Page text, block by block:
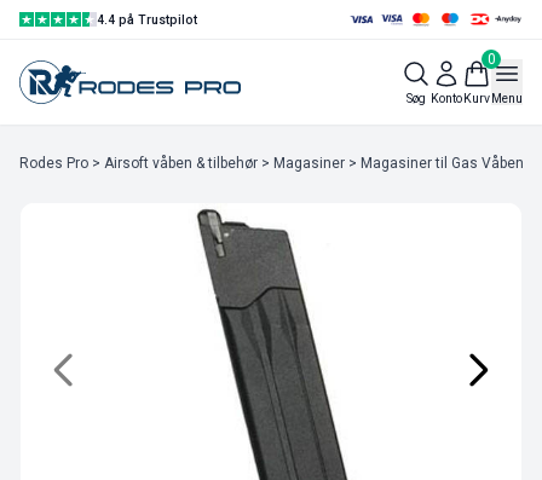
4.4 på Trustpilot
Søg Konto
0
KurvMenu
Rodes Pro > Airsoft våben & tilbehør > Magasiner > Magasiner til Gas Våben